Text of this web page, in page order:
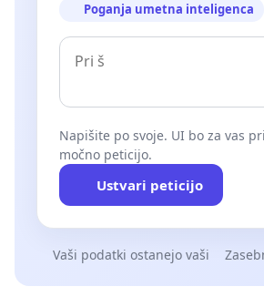
S podpisom te peticije se strinjate
predlaganega zakona ZDDOKS in
organe k aktivni komunikaciji in
slovensko bitcoin in kripto
in racionalno.
Za več informacij o peticiji ali
obrnete na Bitcoin društvo Slovenije
Poganja umetna inteligenca
Napišite po svoje. UI bo za vas
močno peticijo.
Ustvari peticijo
Vaši podatki ostanejo vaši